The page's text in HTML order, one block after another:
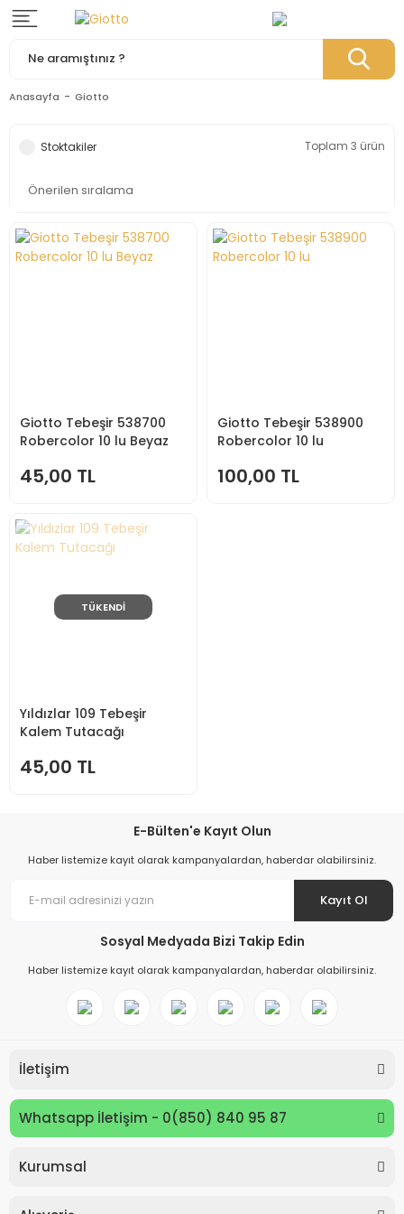
Anasayfa Giotto
Stoktakiler Toplam 3 ürün
Giotto Tebeşir 538700
Robercolor 10 lu Beyaz
45,00 TL
Giotto Tebeşir 538900
Robercolor 10 lu
100,00 TL
TÜKENDİ
Yıldızlar 109 Tebeşir
Kalem Tutacağı
45,00 TL
E-Bülten'e Kayıt Olun
Haber listemize kayıt olarak kampanyalardan, haberdar olabilirsiniz.
Kayıt Ol
Sosyal Medyada Bizi Takip Edin
Haber listemize kayıt olarak kampanyalardan, haberdar olabilirsiniz.
İletişim
Whatsapp İletişim - 0(850) 840 95 87
Kurumsal